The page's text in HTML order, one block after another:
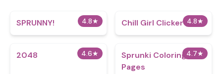
4.8★
SPRUNNY! 4.8★
Chill Girl Clicker
4.6★
2048 4.7★
Sprunki Coloring
Pages